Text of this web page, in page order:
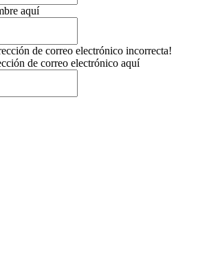
aquí
de correo electrónico incorrecta!
de correo electrónico aquí